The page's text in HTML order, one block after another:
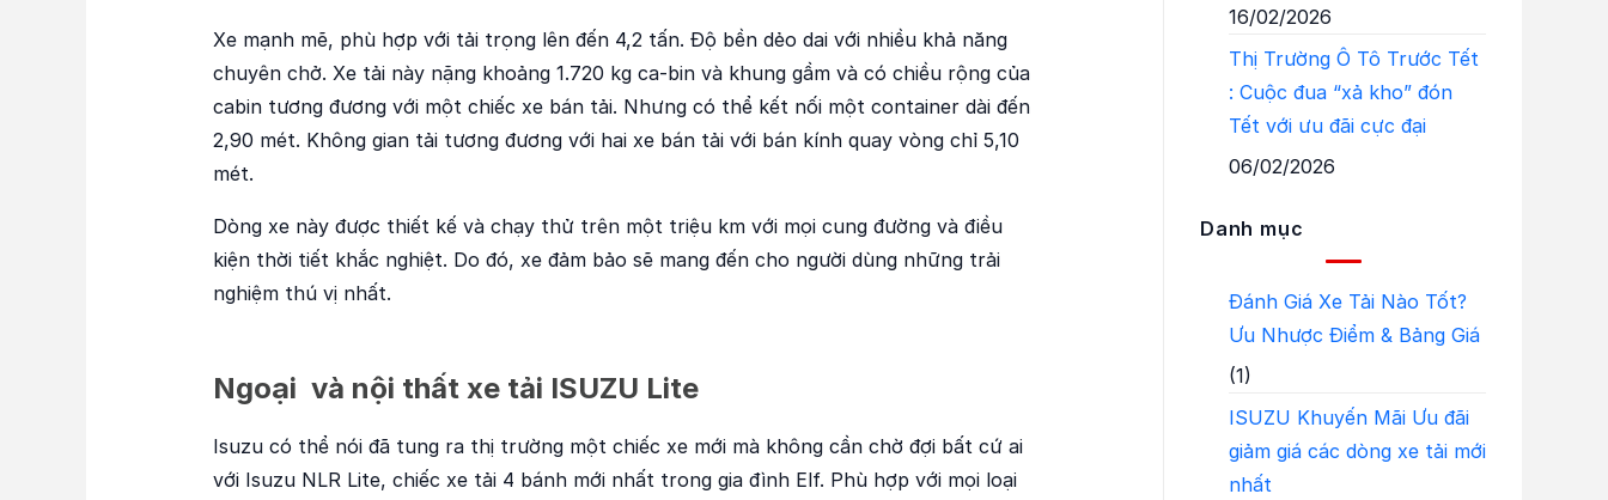
Xe mạnh mẽ, phù hợp với tải trọng lên đến 4,2 tấn. Độ bền dẻo dai với nhiều khả năng
chuyên chở. Xe tải này nặng khoảng 1.720 kg ca-bin và khung gầm và có chiều rộng của
cabin tương đương với một chiếc xe bán tải. Nhưng có thể kết nối một container dài đến
2,90 mét. Không gian tải tương đương với hai xe bán tải với bán kính quay vòng chỉ 5,10
mét.
Dòng xe này được thiết kế và chạy thử trên một triệu km với mọi cung đường và điều
kiện thời tiết khắc nghiệt. Do đó, xe đảm bảo sẽ mang đến cho người dùng những trải
nghiệm thú vị nhất.
Ngoại và nội thất xe tải ISUZU Lite
Isuzu có thể nói đã tung ra thị trường một chiếc xe mới mà không cần chờ đợi bất cứ ai
với Isuzu NLR Lite, chiếc xe tải 4 bánh mới nhất trong gia đình Elf. Phù hợp với mọi loại
16/02/2026
Thị Trường Ô Tô Trước Tết
: Cuộc đua “xả kho” đón
Tết với ưu đãi cực đại
06/02/2026
Danh mục
Đánh Giá Xe Tải Nào Tốt?
Ưu Nhược Điểm & Bảng Giá
(1)
ISUZU Khuyến Mãi Ưu đãi
giảm giá các dòng xe tải mới
nhất